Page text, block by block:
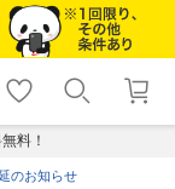
shopping_cart lock_outline
ログイン
料！
のお知らせ